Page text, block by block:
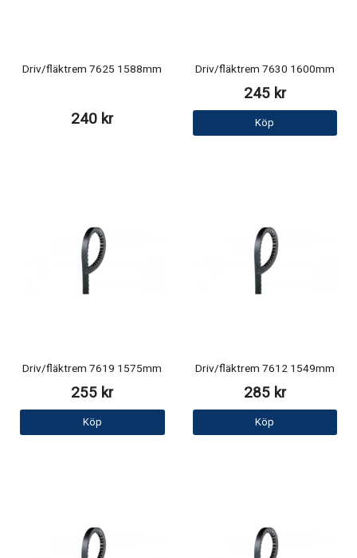
Driv/fläktrem 7625 1588mm
240 kr
Driv/fläktrem 7630 1600mm
245 kr
Köp
Driv/fläktrem 7619 1575mm
255 kr
Köp
Driv/fläktrem 7612 1549mm
285 kr
Köp